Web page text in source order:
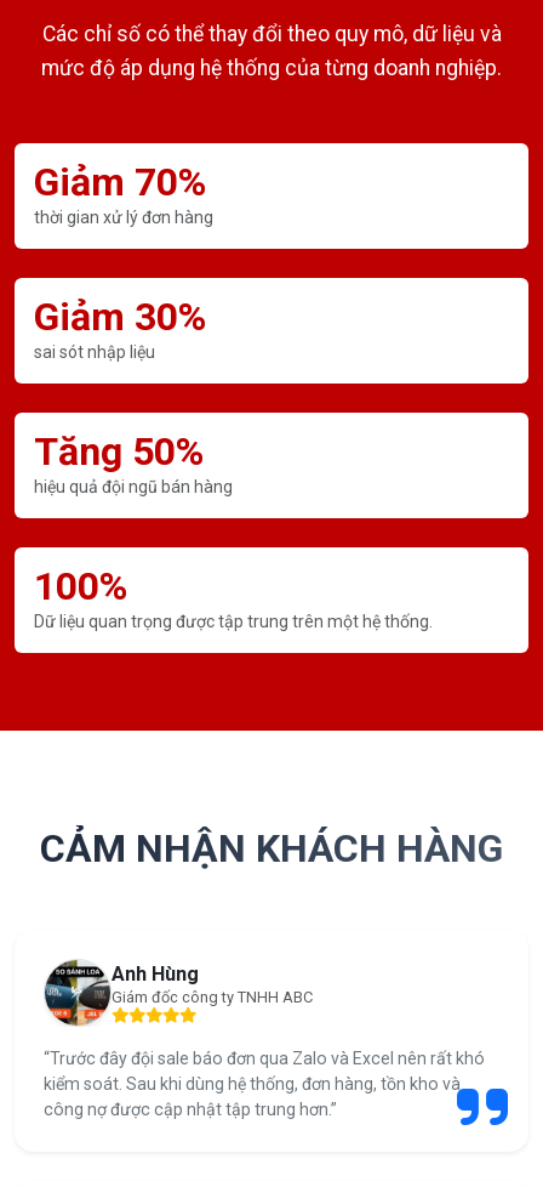
Các chỉ số có thể thay đổi theo quy mô, dữ liệu và
mức độ áp dụng hệ thống của từng doanh nghiệp.
Giảm 70%
thời gian xử lý đơn hàng
Giảm 30%
sai sót nhập liệu
Tăng 50%
hiệu quả đội ngũ bán hàng
100%
Dữ liệu quan trọng được tập trung trên một hệ thống.
CẢM NHẬN KHÁCH HÀNG
Anh Hùng
Giám đốc công ty TNHH ABC
“Trước đây đội sale báo đơn qua Zalo và Excel nên rất khó
kiểm soát. Sau khi dùng hệ thống, đơn hàng, tồn kho và
công nợ được cập nhật tập trung hơn.”